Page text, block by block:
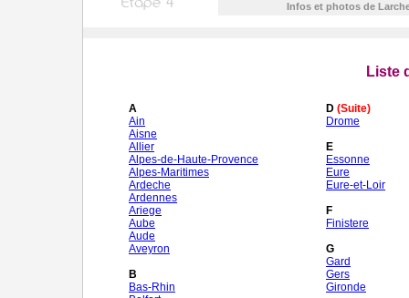
Infos et photos de
Liste
A
Ain
Aisne
Allier
Alpes-de-Haute-Provence
Alpes-Maritimes
Ardeche
Ardennes
Ariege
Aube
Aude
Aveyron
B
Bas-Rhin
D (Suite)
Drome
E
Essonne
Eure
Eure-et-Loir
F
Finistere
G
Gard
Gers
Gironde